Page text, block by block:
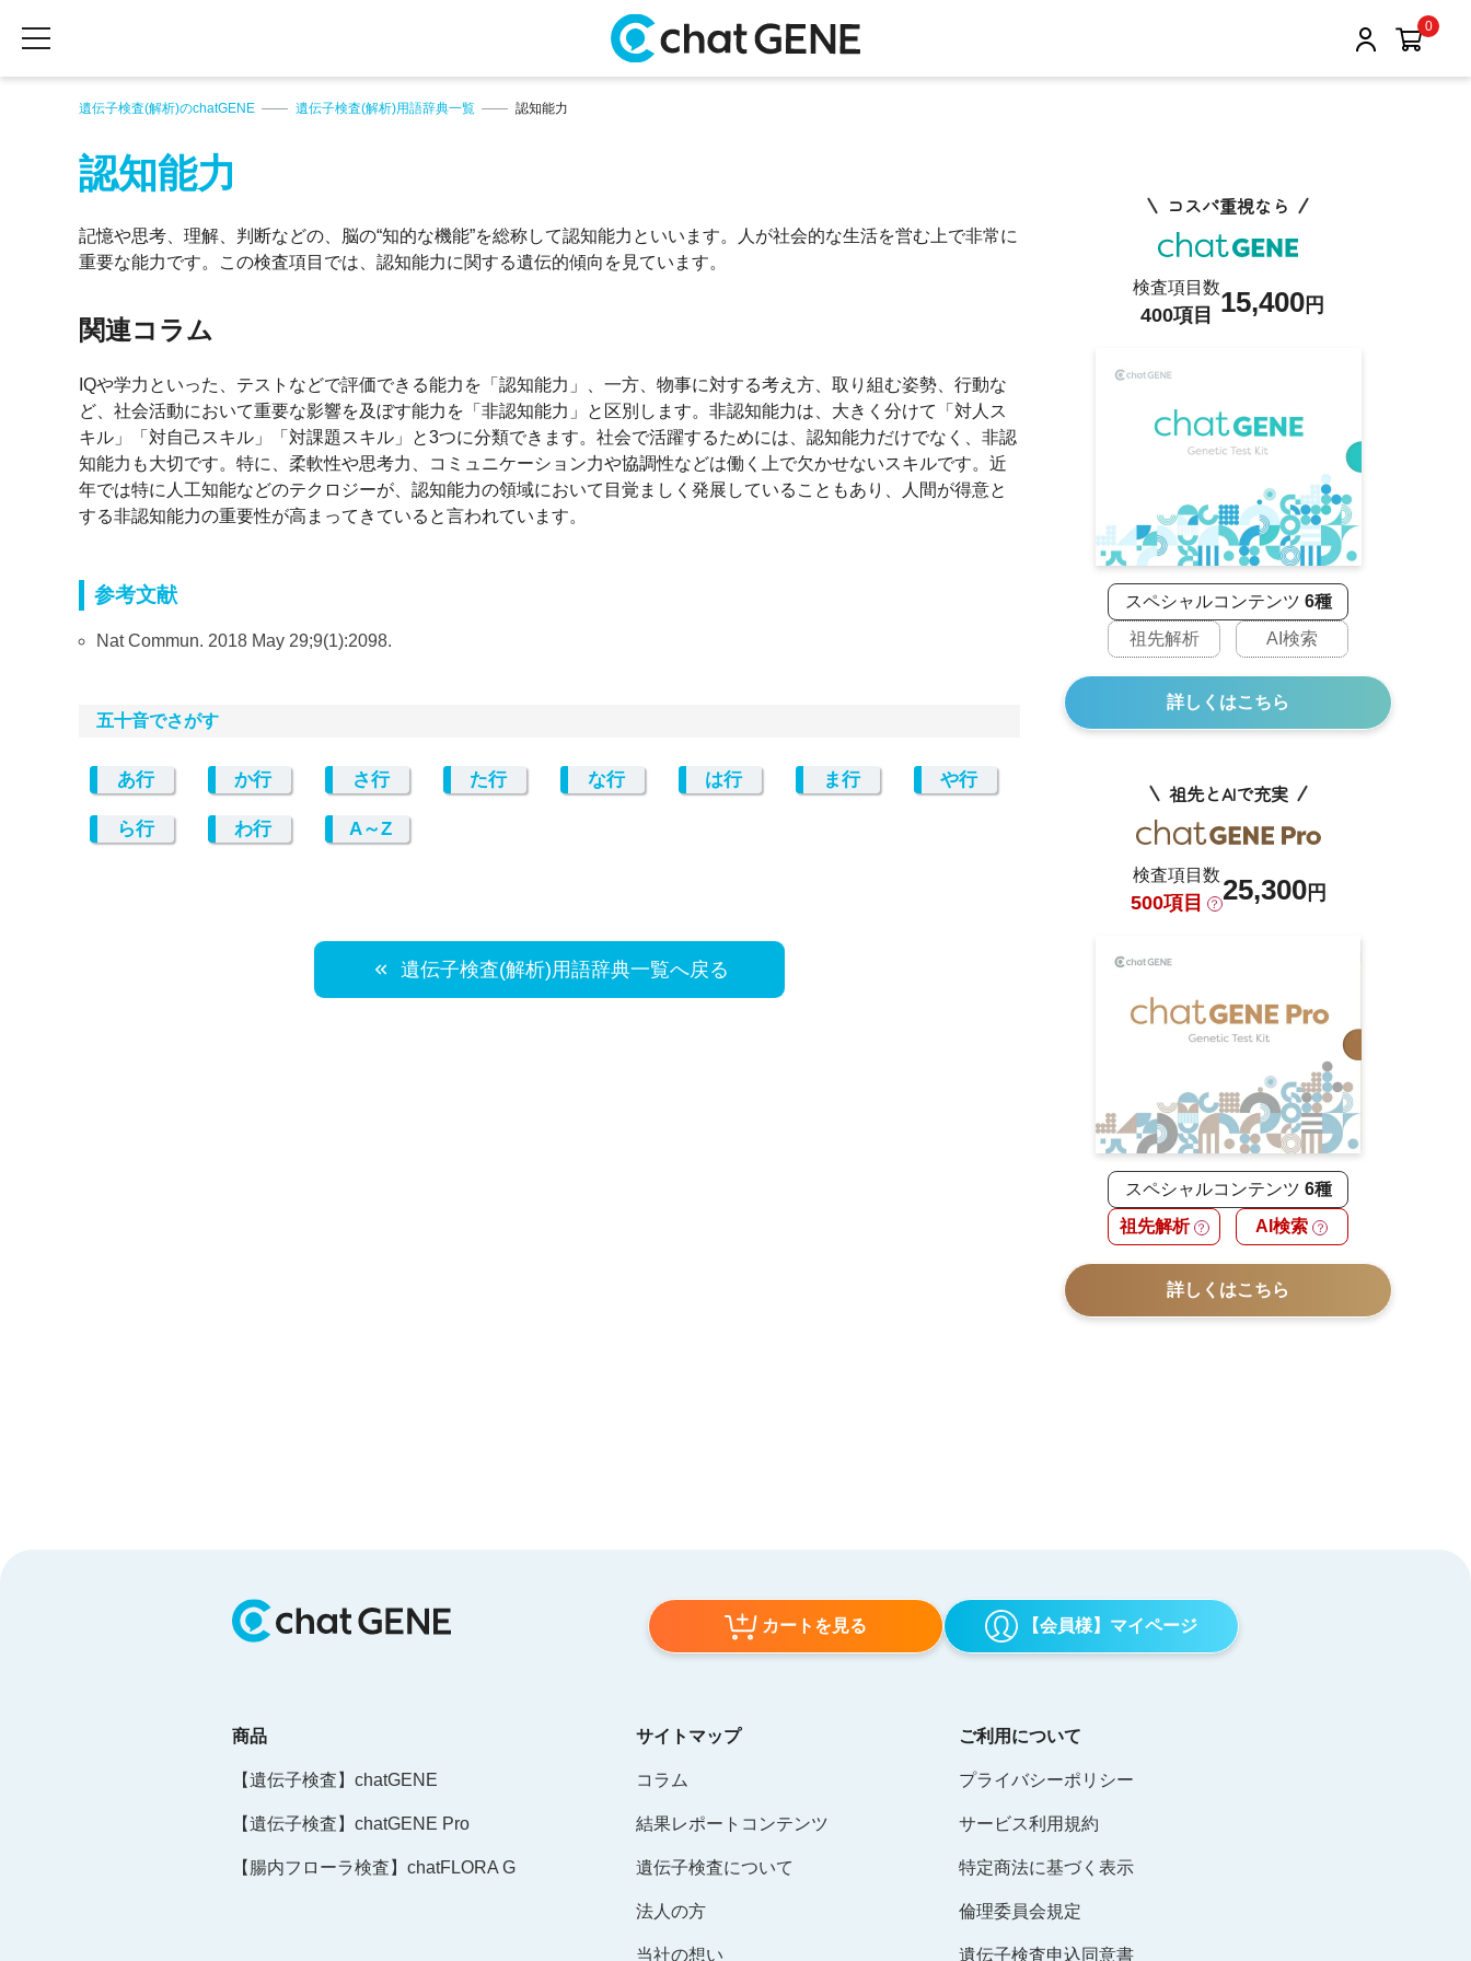
0
遺伝子検査(解析)のchatGENE 遺伝子検査(解析)用語辞典一覧 認知能力
認知能力
記憶や思考、理解、判断などの、脳の“知的な機能”を総称して認知能力といいます。人が社会的な生活を営む上で非常に
重要な能力です。この検査項目では、認知能力に関する遺伝的傾向を見ています。
関連コラム
IQや学力といった、テストなどで評価できる能力を「認知能力」、一方、物事に対する考え方、取り組む姿勢、行動な
ど、社会活動において重要な影響を及ぼす能力を「非認知能力」と区別します。非認知能力は、大きく分けて「対人ス
キル」「対自己スキル」「対課題スキル」と3つに分類できます。社会で活躍するためには、認知能力だけでなく、非認
知能力も大切です。特に、柔軟性や思考力、コミュニケーション力や協調性などは働く上で欠かせないスキルです。近
年では特に人工知能などのテクロジーが、認知能力の領域において目覚ましく発展していることもあり、人間が得意と
する非認知能力の重要性が高まってきていると言われています。
参考文献
Nat Commun. 2018 May 29;9(1):2098.
五十音でさがす
あ行 か行 さ行 た行 な行 は行 ま行 や行
ら行 わ行 A～Z
遺伝子検査(解析)用語辞典一覧へ戻る
コスパ重視なら
検査項目数
400項目 15,400円
スペシャルコンテンツ 6種
祖先解析
AI検索
詳しくはこちら
祖先とAIで充実
検査項目数
500項目 ？ 25,300円
スペシャルコンテンツ 6種
祖先解析 ？ AI検索 ？
詳しくはこちら
カートを見る 【会員様】マイページ
商品
【遺伝子検査】chatGENE
【遺伝子検査】chatGENE Pro
【腸内フローラ検査】chatFLORA G
サイトマップ
コラム
結果レポートコンテンツ
遺伝子検査について
法人の方
当社の想い
ご利用について
プライバシーポリシー
サービス利用規約
特定商法に基づく表示
倫理委員会規定
遺伝子検査申込同意書